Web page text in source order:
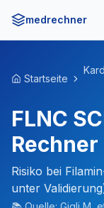
medrechner
Startseite
FLNC
Rechner
Risiko bei
unter